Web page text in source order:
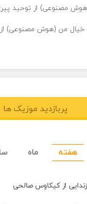
(هوش مصنوعی) از توحید
خیال من (هوش مصنوعی)
پربازدید موزیک ها
هفته ماه
از کیکاوس صالحی